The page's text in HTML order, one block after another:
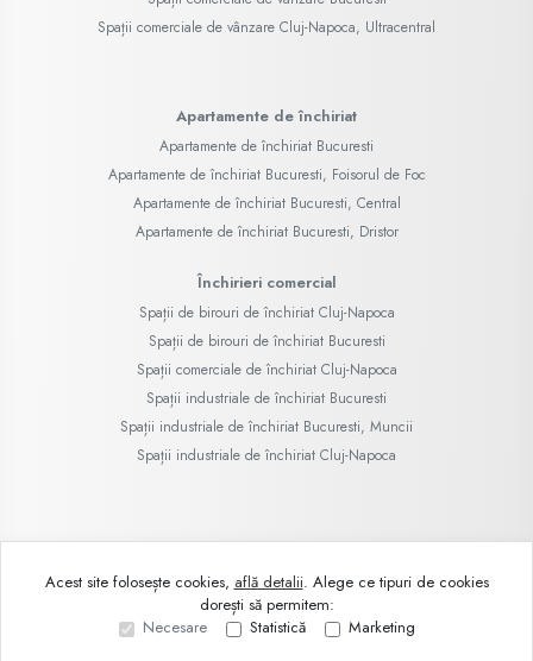
Spații comerciale de vânzare Cluj-Napoca, Ultracentral
Apartamente de închiriat
Apartamente de închiriat Bucuresti
Apartamente de închiriat Bucuresti, Foisorul de Foc
Apartamente de închiriat Bucuresti, Central
Apartamente de închiriat Bucuresti, Dristor
Închirieri comercial
Spații de birouri de închiriat Cluj-Napoca
Spații de birouri de închiriat Bucuresti
Spații comerciale de închiriat Cluj-Napoca
Spații industriale de închiriat Bucuresti
Spații industriale de închiriat Bucuresti, Muncii
Spații industriale de închiriat Cluj-Napoca
Site creat în
Acest site folosește cookies, află detalii. Alege ce tipuri de cookies
dorești să permitem:
Necesare
Statistică Marketing